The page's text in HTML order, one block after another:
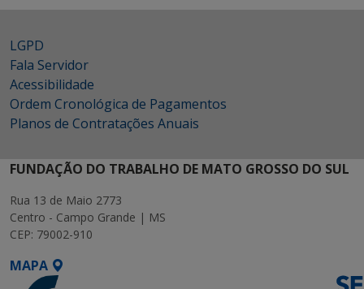
LGPD
Fala Servidor
Acessibilidade
Ordem Cronológica de Pagamentos
Planos de Contratações Anuais
FUNDAÇÃO DO TRABALHO DE MATO GROSSO DO SUL
Rua 13 de Maio 2773
Centro - Campo Grande | MS
CEP: 79002-910
MAPA